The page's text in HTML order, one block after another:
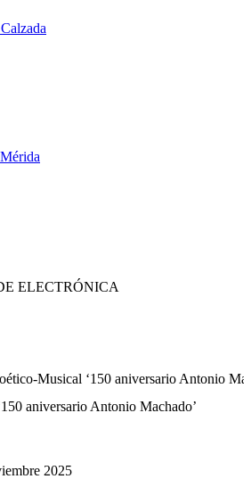
ELECTRÓNICA
Musical ‘150 aniversario Antonio
aniversario Antonio Machado’
2025